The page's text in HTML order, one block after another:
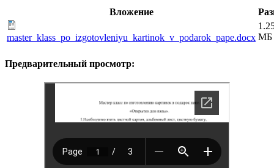
Вложение
master_klass_po_izgotovleniyu_kartinok_v_podarok_pape.docx МБ
Предварительный просмотр: